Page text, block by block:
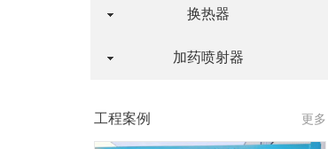
换热器
加药喷射器
更多
工程案例